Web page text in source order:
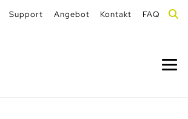
Support Angebot Kontakt FAQ